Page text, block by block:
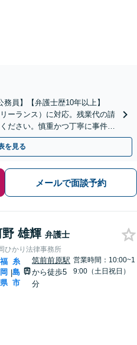
員】【弁護士歴10年以上】
ーランス）に対応。残業代の請
ださい。慎重かつ丁寧に事件解
を見る
メールで面談予約
野 雄輝 弁護士
ひかり法律事務所
福
岡
県
|
糸
島
市
筑前前原駅
から徒歩5
分
営業時間：10:00~1
9:00（土日祝日）